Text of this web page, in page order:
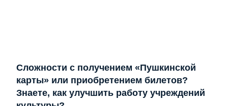
Сложности с получением «Пушкинской
карты» или приобретением билетов?
Знаете, как улучшить работу учреждений